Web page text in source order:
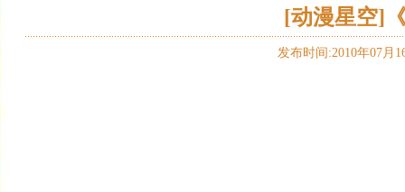
[动漫星空]
发布时间:2010年07月